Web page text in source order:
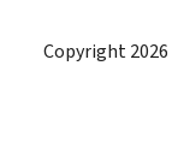
Copyright 2026